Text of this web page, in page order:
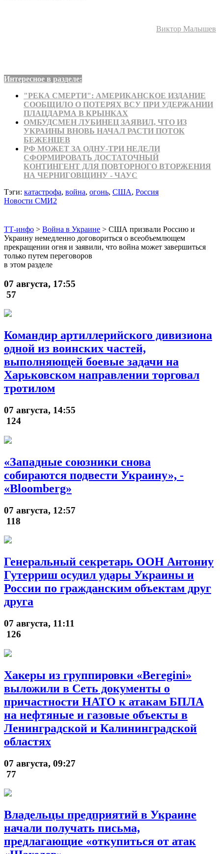
Виктор Малышев
Интересное в разделе:
"РЕКА СМЕРТИ": АМЕРИКАНСКОЕ ИЗДАНИЕ
СООБЩИЛО О ПОТЕРЯХ ВСУ ПРИ УДЕРЖАНИИ
ПЛАЦДАРМА В КРЫНКАХ
ОМБУДСМЕН ЛУБИНЕЦ ЗАЯВИЛ, ЧТО ИЗ
УКРАИНЫ ВНОВЬ НАЧАЛ РАСТИ ПОТОК
БЕЖЕНЦЕВ
РФ МОЖЕТ ЗА ОДНУ-ТРИ НЕДЕЛИ
СФОРМИРОВАТЬ ДОСТАТОЧНЫЙ
КОНТИНГЕНТ ДЛЯ ПОВТОРНОГО ВТОРЖЕНИЯ
НА ЧЕРНИГОВЩИНУ - ЧАУС
Тэги: катастрофа, война, огонь, США, Россия
Новости СМИ2
ТТ-инфо > Война в Украине > США призвали Россию и
Украину немедленно договориться о всеобъемлющем
прекращении огня и заявили, что война может завершиться
только путем переговоров
в этом разделе
07 августа, 17:55
57
Командир артиллерийского дивизиона
одной из воинских частей,
выполняющей боевые задачи на
Харьковском направлении торговал
тротилом
07 августа, 14:55
124
«Западные союзники снова
собираются подвести Украину», -
«Bloomberg»
07 августа, 12:57
118
Генеральный секретарь ООН Антониу
Гутерриш осудил удары Украины и
России по гражданским объектам друг
друга
07 августа, 11:11
126
Хакеры из группировки «Beregini»
выложили в Сеть документы о
причастности НАТО к атакам БПЛА
на нефтяные и газовые объекты в
Ленинградской и Калининградской
областях
07 августа, 09:27
77
Владельцы предприятий в Украине
начали получать письма,
предлагающие «откупиться от атак